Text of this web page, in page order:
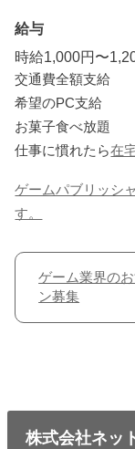
給与
時給1,000円〜
交通費全額支給
希望のPC支給
お菓子食べ放題
仕事に慣れたら在
ゲームパブリッシ
す。
ゲーム業界の
ン募集
株式会社ネッ